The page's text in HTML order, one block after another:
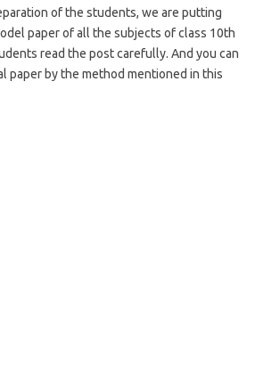
of the students, we are putting
paper of all the subjects of class 10th
read the post carefully. And you can
paper by the method mentioned in this